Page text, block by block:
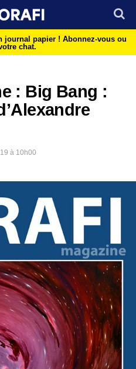
journal papier ! Abonnez-vous ou
chat.
: Big Bang :
à 10h00